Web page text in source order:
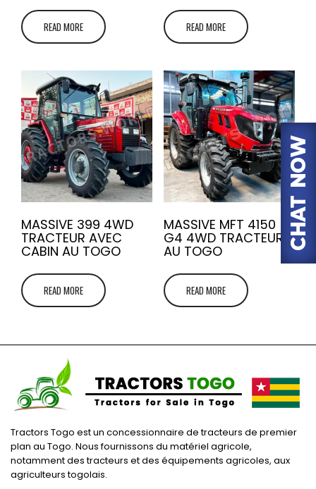
READ MORE READ MORE
MASSIVE 399 4WD
TRACTEUR AVEC
CABIN AU TOGO
READ MORE
MASSIVE MFT 4150
G4 4WD TRACTEUR
AU TOGO
READ MORE
Tractors Togo est un concessionnaire de tracteurs de premier
plan au Togo. Nous fournissons du matériel agricole,
notamment des tracteurs et des équipements agricoles, aux
agriculteurs togolais.